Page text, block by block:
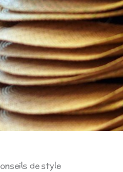
de style